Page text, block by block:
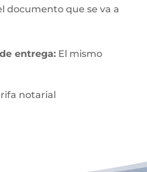
documento que se va a
entrega:El mismo
notarial